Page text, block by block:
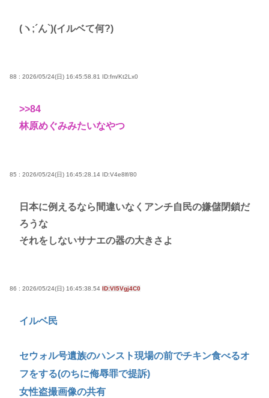
(ヽ;´ん`)(イルベて何?)
88 : 2026/05/24(日) 16:45:58.81 ID:fm/Kt2Lx0
>>84
林原めぐみみたいなやつ
85 : 2026/05/24(日) 16:45:28.14 ID:V4e8lf/80
日本に例えるなら間違いなくアンチ自民の嫌儲閉鎖だ
ろうな
それをしないサナエの器の大きさよ
86 : 2026/05/24(日) 16:45:38.54 ID:VI5Vgj4C0
イルベ民
セウォル号遺族のハンスト現場の前でチキン食べるオ
フをする(のちに侮辱罪で提訴)
女性盗撮画像の共有